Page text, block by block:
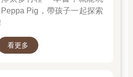
Peppa Pig，帶孩子一起探索
看更多